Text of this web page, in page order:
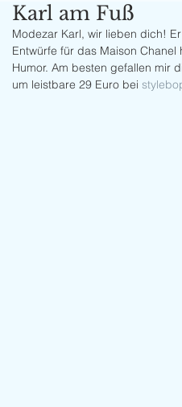
Karl am Fuß
Modezar Karl, wir lieben dich!
Entwürfe für das Maison
Humor. Am besten gefallen mir
um leistbare 29 Euro bei